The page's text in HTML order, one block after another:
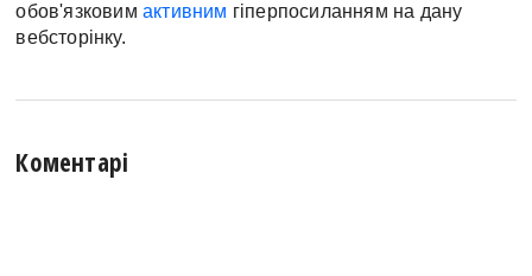
обов'язковимактивним гіперпосиланням на дану
вебсторінку.
Коментарі